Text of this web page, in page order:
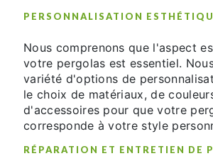
PERSONNALISATION
Nous comprenons que l'aspect
votre pergolas est essentiel.
variété d'options de
le choix de matériaux, de
d'accessoires pour que votre
corresponde à votre style
RÉPARATION ET ENTRETIEN DE